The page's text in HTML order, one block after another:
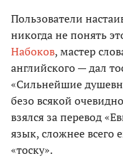
Пользователи
никогда не понять
Набоков, мастер
английского — дал
«Сильнейшие
безо всякой
взялся за перевод
язык, сложнее всего
«тоску».